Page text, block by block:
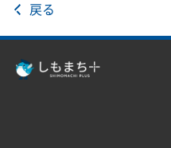
戻る